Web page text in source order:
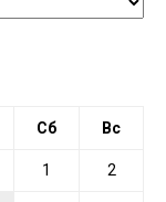
Сб Вс
1 2